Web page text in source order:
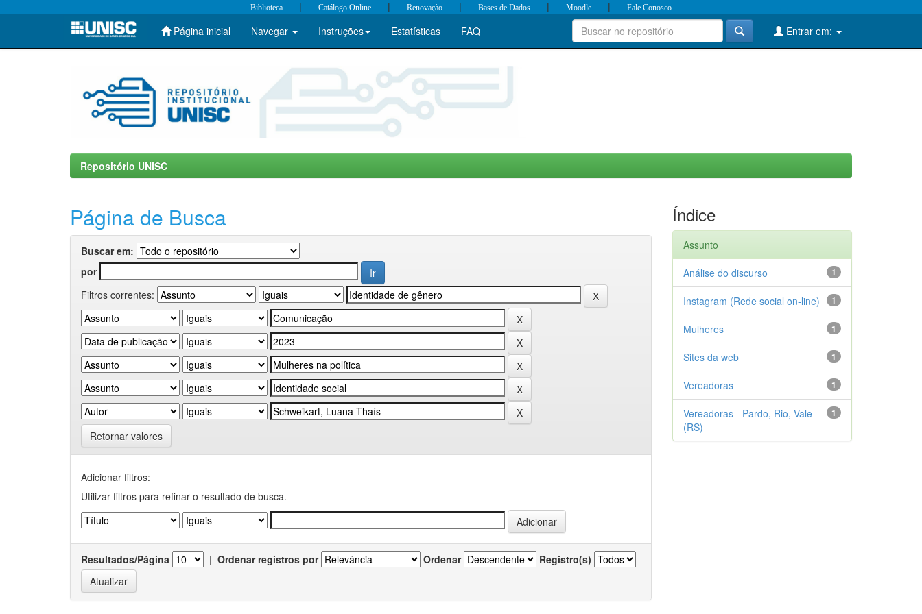
Skip
Biblioteca | Catálogo Online | Renovação | Bases de Dados | Moodle | Fale Conosco
Página inicial Navegar Instruções Estatísticas FAQ Entrar em:
Repositório UNISC
Página de Busca
Buscar em:
por
Filtros correntes:
Retornar valores
Adicionar filtros:
Utilizar filtros para refinar o resultado de busca.
Resultados/Página | Ordenar registros por Ordenar Registro(s)
Índice
Assunto
1
Análise do discurso
1
Instagram (Rede social on-line)
1
Mulheres
1
Sites da web
1
Vereadoras
1
Vereadoras - Pardo, Rio, Vale
(RS)